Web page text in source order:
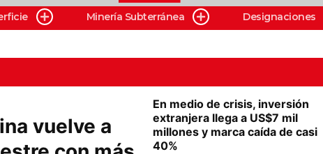
Minería Subterránea Designaciones
vuelve a
En medio de crisis, inversión
extranjera llega a US$7 mil
millones y marca caída de casi
40%